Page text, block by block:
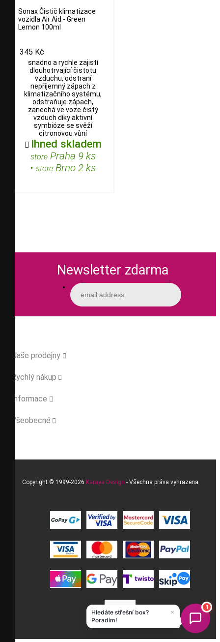
Sonax Čistič klimatizace
vozidla Air Aid - Green
Lemon 100ml
345 Kč
snadno a rychle zajistí
dlouhotrvající čistotu
vzduchu, odstraní
nepříjemný zápach z
klimatizačního systému,
odstraňuje zápach,
zanechá ve voze čistý
vzduch díky aktivní
symbióze se svěží
citronovou vůní
 Ihned skladem
storePraha 9 ks
• store Brno 2 ks
Newsletter zdarma
Naše prodejny 
Rychlý nákup 
Informace 
Všeobecné 
Copyright © 1999-2026 Karaya Design - Všechna práva vyhrazena